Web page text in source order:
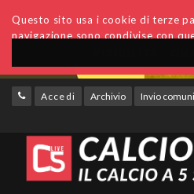
Questo sito usa i cookie di terze
navigazione sono condivise con
Accedi Archivio Invio